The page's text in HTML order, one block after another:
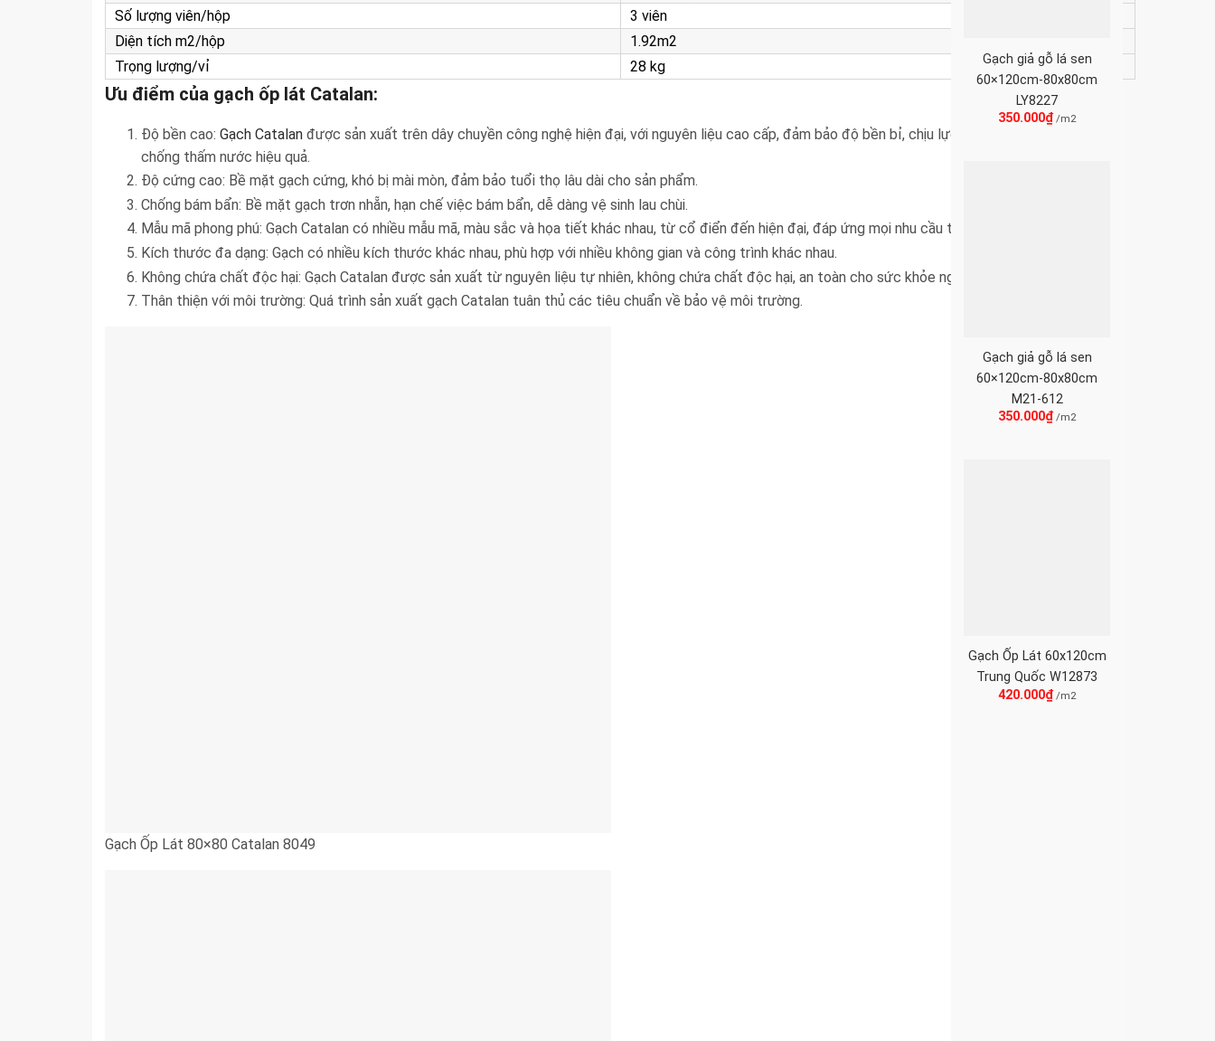
Số lượng viên/hộp
3 viên
Diện tích m2/hộp
1.92m2
Trọng lượng/vỉ
28 kg
Ưu điểm của gạch ốp lát Catalan:
Độ bền cao: Gạch Catalan được sản xuất trên dây chuyền công nghệ hiện đại, với nguyên liệu cao cấp, đảm bảo độ bền bỉ, chịu lực tốt, chống trầy xước và
chống thấm nước hiệu quả.
Độ cứng cao: Bề mặt gạch cứng, khó bị mài mòn, đảm bảo tuổi thọ lâu dài cho sản phẩm.
Chống bám bẩn: Bề mặt gạch trơn nhẵn, hạn chế việc bám bẩn, dễ dàng vệ sinh lau chùi.
Mẫu mã phong phú: Gạch Catalan có nhiều mẫu mã, màu sắc và họa tiết khác nhau, từ cổ điển đến hiện đại, đáp ứng mọi nhu cầu thẩm mỹ của người dùng.
Kích thước đa dạng: Gạch có nhiều kích thước khác nhau, phù hợp với nhiều không gian và công trình khác nhau.
Không chứa chất độc hại: Gạch Catalan được sản xuất từ nguyên liệu tự nhiên, không chứa chất độc hại, an toàn cho sức khỏe người sử dụng.
Thân thiện với môi trường: Quá trình sản xuất gạch Catalan tuân thủ các tiêu chuẩn về bảo vệ môi trường.
Gạch Ốp Lát 80×80 Catalan 8049
Gạch giả gỗ lá sen
60×120cm-80x80cm
LY8227
350.000₫ /m2
Gạch giả gỗ lá sen
60×120cm-80x80cm
M21-612
350.000₫ /m2
Gạch Ốp Lát 60x120cm
Trung Quốc W12873
420.000₫/m2